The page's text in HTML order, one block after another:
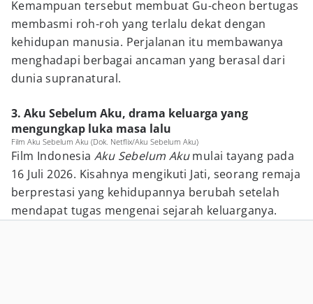
Kemampuan tersebut membuat Gu-cheon bertugas
membasmi roh-roh yang terlalu dekat dengan
kehidupan manusia. Perjalanan itu membawanya
menghadapi berbagai ancaman yang berasal dari
dunia supranatural.
3. Aku Sebelum Aku, drama keluarga yang
mengungkap luka masa lalu
Film Aku Sebelum Aku (Dok. Netflix/Aku Sebelum Aku)
Film Indonesia Aku Sebelum Akumulai tayang pada
16 Juli 2026. Kisahnya mengikuti Jati, seorang remaja
berprestasi yang kehidupannya berubah setelah
mendapat tugas mengenai sejarah keluarganya.